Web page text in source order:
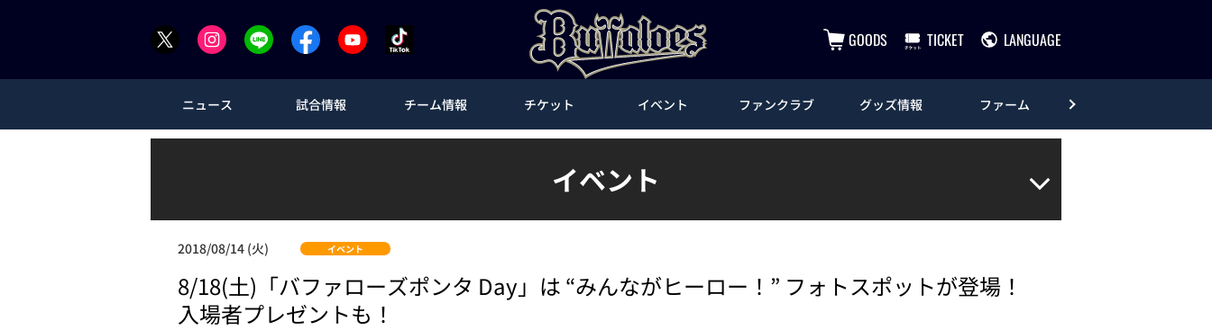
GOODS TICKET LANGUAGE
ニュース 試合情報 チーム情報 チケット イベント ファンクラブ グッズ情報 ファーム
イベント
2018/08/14 (火) イベント
8/18(土)「バファローズポンタ Day」は “みんながヒーロー！” フォトスポットが登場！
入場者プレゼントも！